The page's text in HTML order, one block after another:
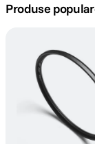
6. lavaliera
sony fx
card
Produse